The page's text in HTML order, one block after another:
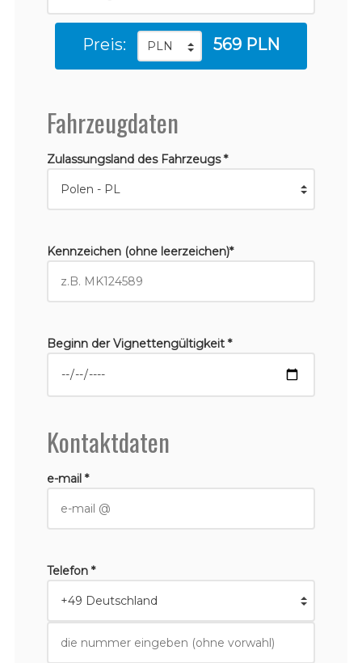
Preis: 569 PLN
Fahrzeugdaten
Zulassungsland des Fahrzeugs *
Kennzeichen (ohne leerzeichen)*
Beginn der Vignettengültigkeit *
Kontaktdaten
e-mail *
Telefon *